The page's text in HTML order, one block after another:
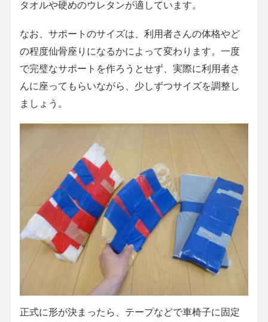
タオルや硬めのウレタンが適しています。
なお、サポートのサイズは、利用者さんの体格やど
の程度仙骨座りになるかによって変わります。一度
で完璧なサポートを作ろうとせず、実際に利用者さ
んに座ってもらいながら、少しずつサイズを調整し
ましょう。
正式に形が決まったら、テープなどで車椅子に固定